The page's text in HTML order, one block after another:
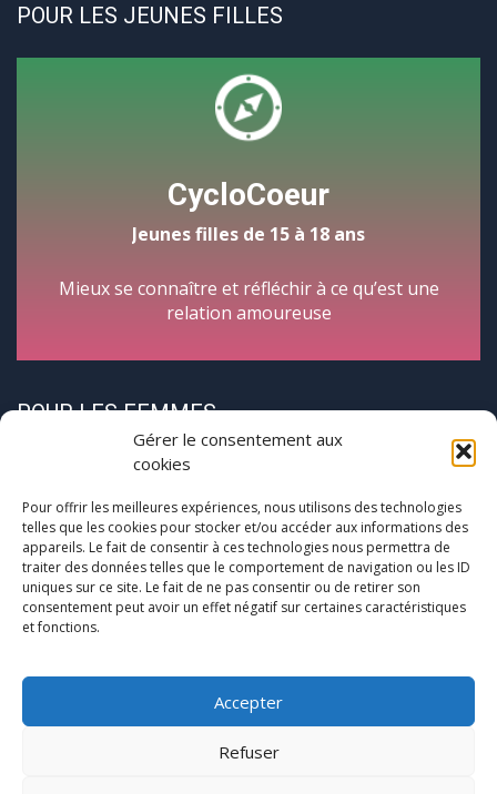
Gérer le consentement aux
cookies
Pour offrir les meilleures expériences, nous utilisons des technologies
telles que les cookies pour stocker et/ou accéder aux informations des
appareils. Le fait de consentir à ces technologies nous permettra de
traiter des données telles que le comportement de navigation ou les ID
uniques sur ce site. Le fait de ne pas consentir ou de retirer son
consentement peut avoir un effet négatif sur certaines caractéristiques
et fonctions.
Accepter
Refuser
POUR LES JEUNES FILLES
CycloCoeur
Jeunes filles de 15 à 18 ans
Mieux se connaître et réfléchir à ce qu’est une
relation amoureuse
POUR LES FEMMES
CycloPause
Pour les femmes concernées par la